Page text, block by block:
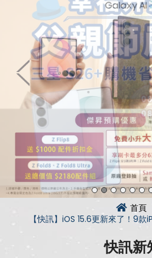
首頁
【快訊】iOS 15.6更新來了！9
快訊新